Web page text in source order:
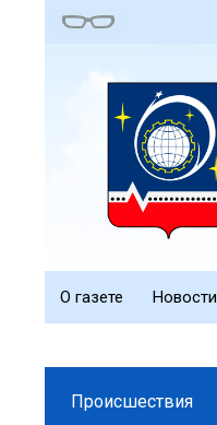
О газете Новости
Происшествия